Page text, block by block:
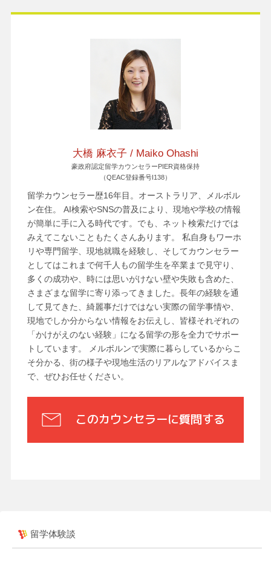
大橋 麻衣子 / Maiko Ohashi
豪政府認定留学カウンセラーPIER資格保持
（QEAC登録番号I138）
留学カウンセラー歴16年目。オーストラリア、メルボル
ン在住。 AI検索やSNSの普及により、現地や学校の情報
が簡単に手に入る時代です。でも、ネット検索だけでは
みえてこないこともたくさんあります。 私自身もワーホ
リや専門留学、現地就職を経験し、そしてカウンセラー
としてはこれまで何千人もの留学生を卒業まで見守り、
多くの成功や、時には思いがけない壁や失敗も含めた、
さまざまな留学に寄り添ってきました。長年の経験を通
して見てきた、綺麗事だけではない実際の留学事情や、
現地でしか分からない情報をお伝えし、皆様それぞれの
「かけがえのない経験」になる留学の形を全力でサポー
トしています。 メルボルンで実際に暮らしているからこ
そ分かる、街の様子や現地生活のリアルなアドバイスま
で、ぜひお任せください。
このカウンセラーに質問する
留学体験談